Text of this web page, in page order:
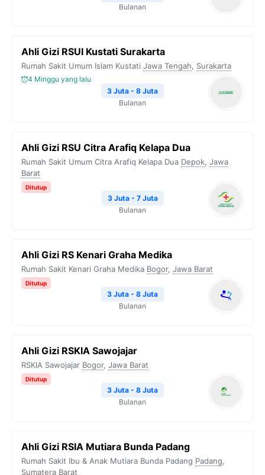
Bulanan
Ahli Gizi RSUI Kustati Surakarta
Rumah Sakit Umum Islam Kustati Jawa Tengah, Surakarta
4 Minggu yang lalu
3 Juta - 8 Juta
Bulanan
Ahli Gizi RSU Citra Arafiq Kelapa Dua
Rumah Sakit Umum Citra Arafiq Kelapa Dua Depok, Jawa
Barat
Ditutup
3 Juta - 7 Juta
Bulanan
Ahli Gizi RS Kenari Graha Medika
Rumah Sakit Kenari Graha Medika Bogor, Jawa Barat
Ditutup
3 Juta - 8 Juta
Bulanan
Ahli Gizi RSKIA Sawojajar
RSKIA Sawojajar Bogor, Jawa Barat
Ditutup
3 Juta - 8 Juta
Bulanan
Ahli Gizi RSIA Mutiara Bunda Padang
Rumah Sakit Ibu & Anak Mutiara Bunda Padang Padang,
Sumatera Barat